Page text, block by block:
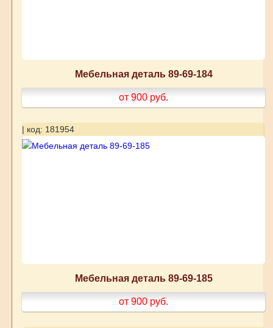
Мебельная деталь 89-69-184
от 900 руб.
| код: 181954
Мебельная деталь 89-69-185
от 900 руб.